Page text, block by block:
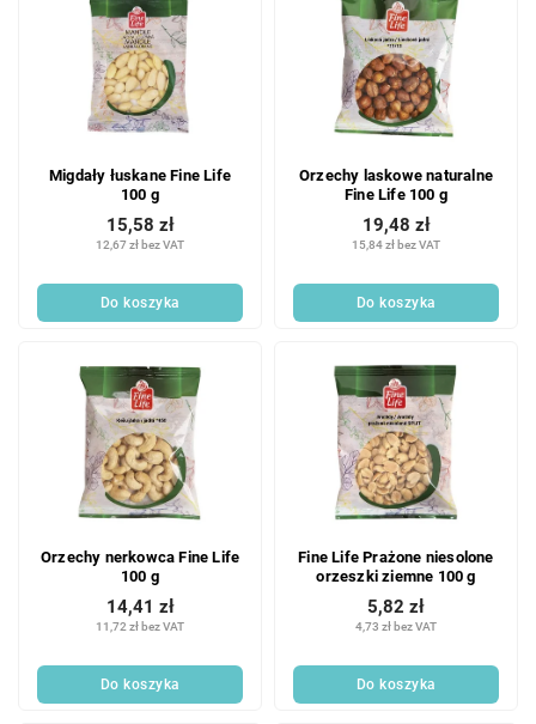
Migdały łuskane Fine Life
100 g
12,67 zł bez VAT
15,58 zł
Do koszyka
Orzechy laskowe naturalne
Fine Life 100 g
15,84 zł bez VAT
19,48 zł
Do koszyka
Orzechy nerkowca Fine Life
100 g
11,72 zł bez VAT
14,41 zł
Do koszyka
Fine Life Prażone niesolone
orzeszki ziemne 100 g
4,73 zł bez VAT
5,82 zł
Do koszyka